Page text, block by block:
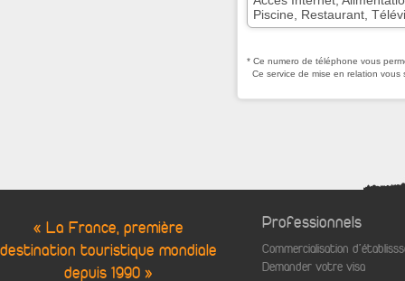
Piscine, Restaurant,
* Ce numero de téléphone vous
Ce service de mise en relation
« La France, première
destination touristique mondiale
depuis 1990 »
Professionnels
Commercialisation
Demander votre visa